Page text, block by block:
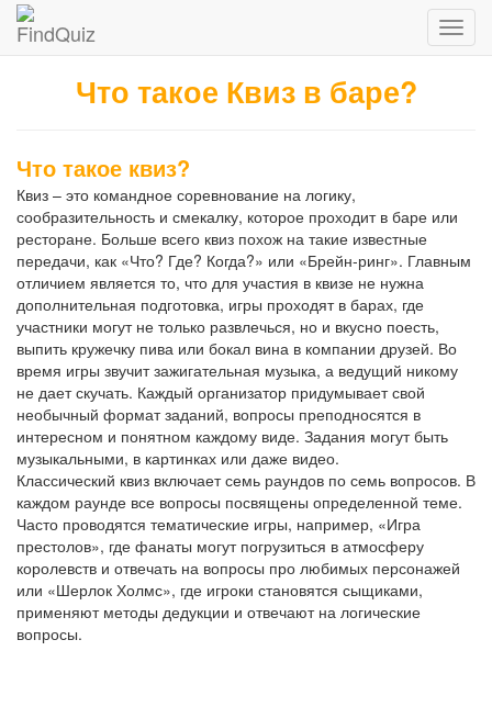
Что такое Квиз в баре?
Что такое квиз?
Квиз – это командное соревнование на логику,
сообразительность и смекалку, которое проходит в баре или
ресторане. Больше всего квиз похож на такие известные
передачи, как «Что? Где? Когда?» или «Брейн-ринг». Главным
отличием является то, что для участия в квизе не нужна
дополнительная подготовка, игры проходят в барах, где
участники могут не только развлечься, но и вкусно поесть,
выпить кружечку пива или бокал вина в компании друзей. Во
время игры звучит зажигательная музыка, а ведущий никому
не дает скучать. Каждый организатор придумывает свой
необычный формат заданий, вопросы преподносятся в
интересном и понятном каждому виде. Задания могут быть
музыкальными, в картинках или даже видео.
Классический квиз включает семь раундов по семь вопросов. В
каждом раунде все вопросы посвящены определенной теме.
Часто проводятся тематические игры, например, «Игра
престолов», где фанаты могут погрузиться в атмосферу
королевств и отвечать на вопросы про любимых персонажей
или «Шерлок Холмс», где игроки становятся сыщиками,
применяют методы дедукции и отвечают на логические
вопросы.